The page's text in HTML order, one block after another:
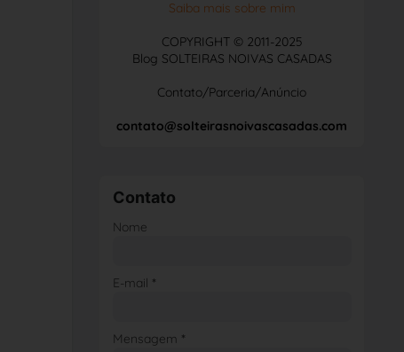
Saiba mais sobre mim
COPYRIGHT © 2011-2025
Blog SOLTEIRAS NOIVAS CASADAS
Contato/Parceria/Anúncio
contato@solteirasnoivascasadas.com
Contato
Nome
E-mail *
Mensagem *